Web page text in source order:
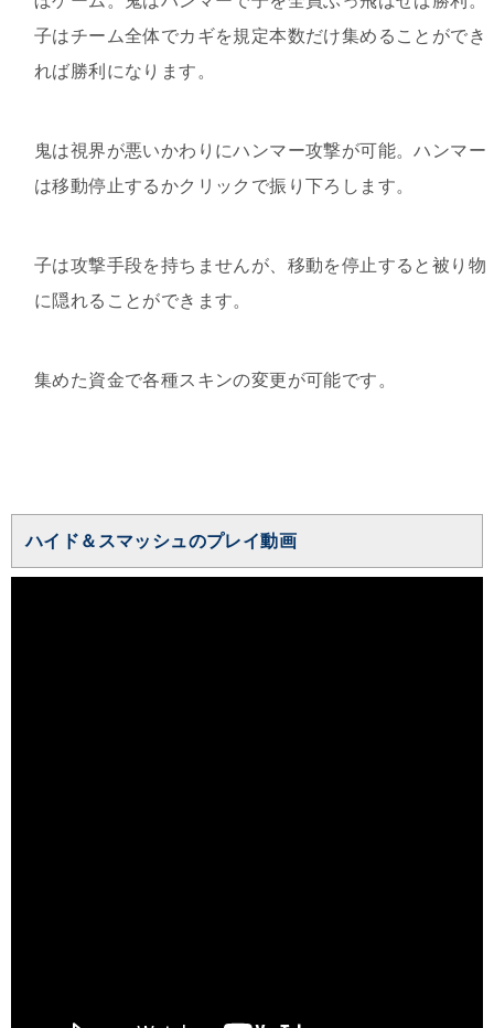
子はチーム全体でカギを規定本数だけ集めることができ
れば勝利になります。
鬼は視界が悪いかわりにハンマー攻撃が可能。ハンマー
は移動停止するかクリックで振り下ろします。
子は攻撃手段を持ちませんが、移動を停止すると被り物
に隠れることができます。
集めた資金で各種スキンの変更が可能です。
ハイド＆スマッシュのプレイ動画